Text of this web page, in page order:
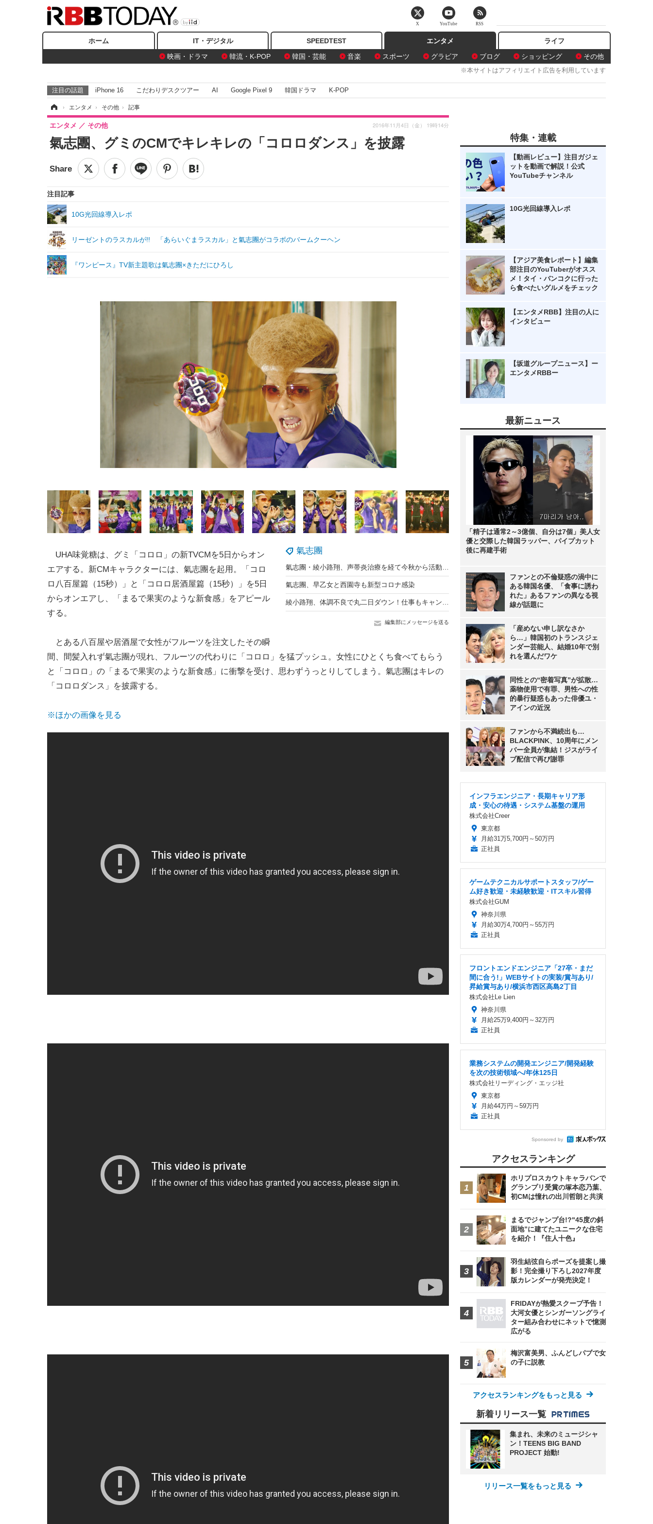
ホーム IT・デジタル SPEEDTEST
エンタメ
映画・ドラマ
韓流・K-POP 韓国・芸能 音楽 スポーツ グラビア ブログ ショッピング その他
ライフ
※本サイトはアフィリエイト広告を利用しています
注目の話題 iPhone 16 こだわりデスクツアー AI Google Pixel 9 韓国ドラマ K-POP
› エンタメ › その他 › 記事
氣志團、グミのCMでキレキレの「コロロダンス」を披露
エンタメ その他 2016年11月4日（金） 19時14分
注目記事
10G光回線導入レポ
リーゼントのラスカルが!! 「あらいぐまラスカル」と氣志團がコラボのバームクーヘン
『ワンピース』TV新主題歌は氣志團×きただにひろし
氣志團
氣志團、早乙女と西園寺も新型コロナ感染
編集部にメッセージを送る
UHA味覚糖は、グミ「コロロ」の新TVCMを5日からオン
エアする。新CMキャラクターには、氣志團を起用。「コロ
ロ八百屋篇（15秒）」と「コロロ居酒屋篇（15秒）」を5日
からオンエアし、「まるで果実のような新食感」をアピール
する。
とある八百屋や居酒屋で女性がフルーツを注文したその瞬
間、間髪入れず氣志團が現れ、フルーツの代わりに「コロロ」を猛プッシュ。女性にひとくち食べてもらう
と「コロロ」の「まるで果実のような新食感」に衝撃を受け、思わずうっとりしてしまう。氣志團はキレの
「コロロダンス」を披露する。
※ほかの画像を見る
特集・連載
【動画レビュー】注目ガジェ
ットを動画で解説！公式
YouTubeチャンネル
10G光回線導入レポ
【アジア美食レポート】編集
部注目のYouTuberがオスス
メ！タイ・バンコクに行った
ら食べたいグルメをチェック
【エンタメRBB】注目の人に
インタビュー
【坂道グループニュース】ー
エンタメRBBー
最新ニュース
「精子は通常2～3億個、自分は7個」美人女
優と交際した韓国ラッパー、パイプカット
後に再建手術
ファンとの不倫疑惑の渦中に
ある韓国名優、「食事に誘わ
れた」あるファンの異なる視
線が話題に
「産めない申し訳なさか
ら…」韓国初のトランスジェ
ンダー芸能人、結婚10年で別
れを選んだワケ
同性との“密着写真”が拡散…
薬物使用で有罪、男性への性
的暴行疑惑もあった俳優ユ・
アインの近況
ファンから不満続出も…
BLACKPINK、10周年にメン
バー全員が集結！ジスがライ
ブ配信で再び謝罪
インフラエンジニア・長期キャリア形
成・安心の待遇・システム基盤の運用
株式会社Creer
東京都
月給31万5,700円～50万円
正社員
ゲームテクニカルサポートスタッフ/ゲー
ム好き歓迎・未経験歓迎・ITスキル習得
株式会社GUM
神奈川県
月給30万4,700円～55万円
正社員
フロントエンドエンジニア「27卒・まだ
間に合う!」WEBサイトの実装/賞与あり/
昇給賞与あり/横浜市西区高島2丁目
株式会社Le Lien
神奈川県
月給25万9,400円～32万円
正社員
業務システムの開発エンジニア/開発経験
を次の技術領域へ/年休125日
株式会社リーディング・エッジ社
東京都
月給44万円～59万円
正社員
Sponsored by
アクセスランキング
ホリプロスカウトキャラバンで
グランプリ受賞の塚本恋乃葉、
初CMは憧れの出川哲朗と共演
まるでジャンプ台!?"45度の斜
面地”に建てたユニークな住宅
を紹介！『住人十色』
羽生結弦自らポーズを提案し撮
影！完全撮り下ろし2027年度
版カレンダーが発売決定！
FRIDAYが熱愛スクープ予告！
大河女優とシンガーソングライ
ター組み合わせにネットで憶測
広がる
梅沢富美男、ふんどしパブで女
の子に説教
アクセスランキングをもっと見る
新着リリース一覧
集まれ、未来のミュージシャ
ン！TEENS BIG BAND
PROJECT 始動!
リリース一覧をもっと見る
X YouTube RSS